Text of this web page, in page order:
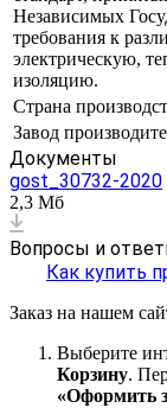
Независимых
требования к
электрическую,
изоляцию.
Страна
Завод
Документы
gost_30732-2020
2,3 Мб
Вопросы и
Как купить
Заказ на нашем
Выберите
Корзину.
«Оформить